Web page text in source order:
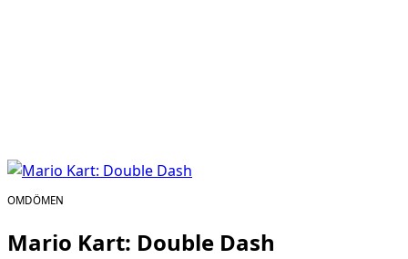
OMDÖMEN
Mario Kart: Double Dash